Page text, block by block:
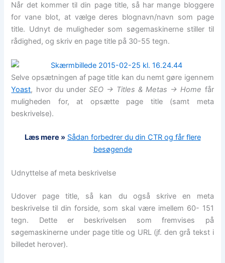
Når det kommer til din page title, så har mange bloggere
for vane blot, at vælge deres blognavn/navn som page
title. Udnyt de muligheder som søgemaskinerne stiller til
rådighed, og skriv en page title på 30-55 tegn.
Selve opsætningen af page title kan du nemt gøre igennem
Yoast, hvor du under SEO -> Titles & Metas -> Home får
muligheden for, at opsætte page title (samt meta
beskrivelse).
Læs mere » Sådan forbedrer du din CTR og får flere
besøgende
Udnyttelse af meta beskrivelse
Udover page title, så kan du også skrive en meta
beskrivelse til din forside, som skal være imellem 60- 151
tegn. Dette er beskrivelsen som fremvises på
søgemaskinerne under page title og URL (jf. den grå tekst i
billedet herover).